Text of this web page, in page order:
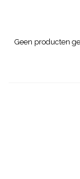
Geen producten